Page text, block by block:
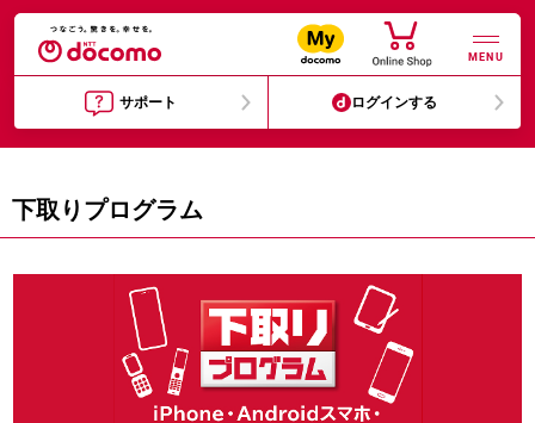
MENU
サポート ログインする
下取りプログラム